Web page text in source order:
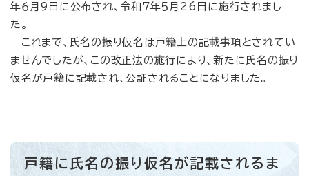
年６月９日に公布され、令和７年５月26日に施行されまし
た。
これまで、氏名の振り仮名は戸籍上の記載事項とされてい
ませんでしたが、この改正法の施行により、新たに氏名の振り
仮名が戸籍に記載され、公証されることになりました。
戸籍に氏名の振り仮名が記載されるま